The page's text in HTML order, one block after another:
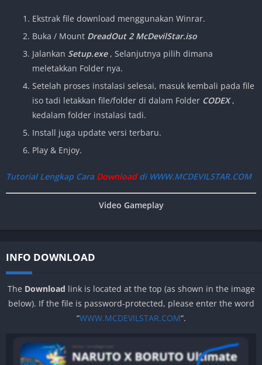
Ekstrak file download menggunakan Winrar.
Buka / Mount DreadOut 2 McDevilStar.iso
Jalankan Setup.exe, Selanjutnya pilih dimana
meletakkan Folder nya.
Setelah proses instalasi selesai, masuk kembali pada file
iso tadi letakkan file/folder di dalam Folder CODEX,
kedalam folder instalasi tadi.
Install juga update versi terbaru.
Play & Enjoy.
Tutorial Lengkap CaraDownloaddi WWW.MCDEVILSTAR.COM
Video Gameplay
INFO DOWNLOAD
The Download link is located at the top (as shown in the image
below). If the file is password-protected, please enter the word
“WWW.MCDEVILSTAR.COM“.